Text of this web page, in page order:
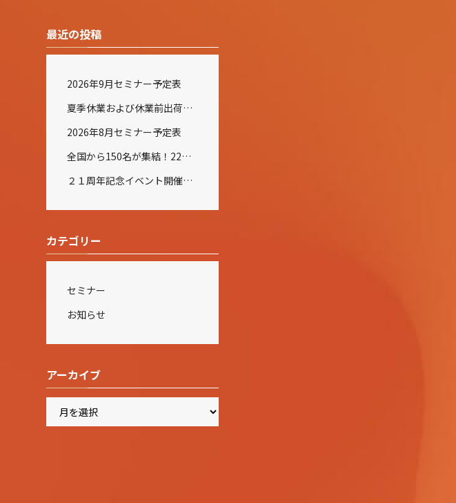
最近の投稿
2026年9月セミナー予定表
夏季休業および休業前出荷受付のご案内
2026年8月セミナー予定表
全国から150名が集結！22周年記念イベント開催報告
２１周年記念イベント開催のご報告
カテゴリー
セミナー
お知らせ
アーカイブ